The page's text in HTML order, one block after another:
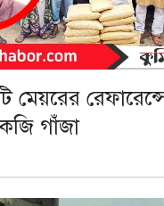
মেয়রের
গাঁজা